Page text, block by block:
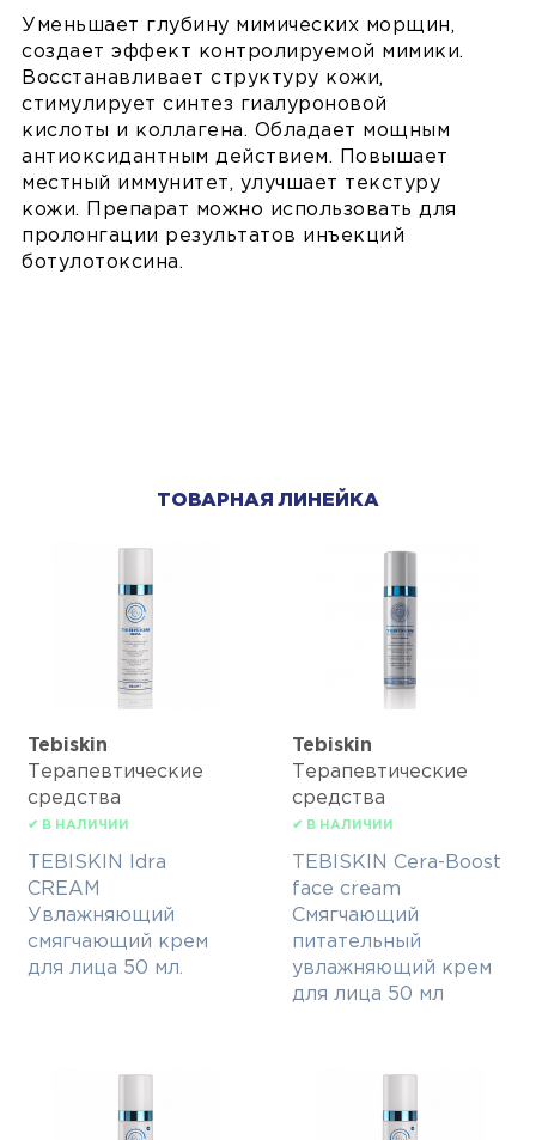
Уменьшает глубину мимических морщин,
создает эффект контролируемой мимики.
Восстанавливает структуру кожи,
стимулирует синтез гиалуроновой
кислоты и коллагена. Обладает мощным
антиоксидантным действием. Повышает
местный иммунитет, улучшает текстуру
кожи. Препарат можно использовать для
пролонгации результатов инъекций
ботулотоксина.
ТОВАРНАЯ ЛИНЕЙКА
Tebiskin
Терапевтические
средства
✔ В НАЛИЧИИ
TEBISKIN Idra
CREAM
Увлажняющий
смягчающий крем
для лица 50 мл.
Tebiskin
Терапевтические
средства
✔ В НАЛИЧИИ
TEBISKIN Cera-Boost
face cream
Смягчающий
питательный
увлажняющий крем
для лица 50 мл